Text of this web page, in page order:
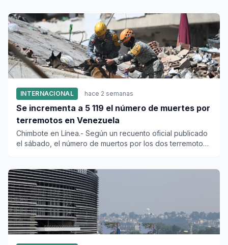
INTERNACIONAL hace 2 semanas
Se incrementa a 5 119 el número de muertes por
terremotos en Venezuela
Chimbote en Línea.- Según un recuento oficial publicado
el sábado, el número de muertos por los dos terremotos